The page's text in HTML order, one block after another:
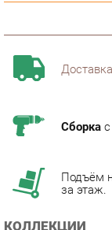
Доставка
КОЛЛЕКЦИИ